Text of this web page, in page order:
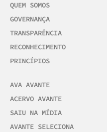
QUEM SOMOS
GOVERNANÇA
TRANSPARÊNCIA
RECONHECIMENTO
PRINCÍPIOS
AVA AVANTE
ACERVO AVANTE
SAIU NA MÍDIA
AVANTE SELECIONA